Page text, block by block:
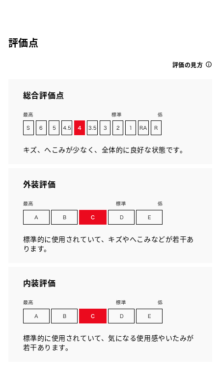
評価点
評価の見方
総合評価点
キズ、へこみが少なく、全体的に良好な状態です。
外装評価
標準的に使用されていて、キズやへこみなどが若干あ
ります。
内装評価
標準的に使用されていて、気になる使用感やいたみが
若干あります。